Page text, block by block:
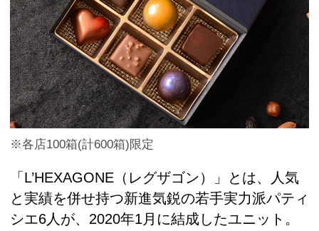
※各店100箱(計600箱)限定
「L’HEXAGONE（レグザゴン）」とは、人気
と実績を併せ持つ新進気鋭の若手実力派パティ
シエ6人が、2020年1月に結成したユニット。